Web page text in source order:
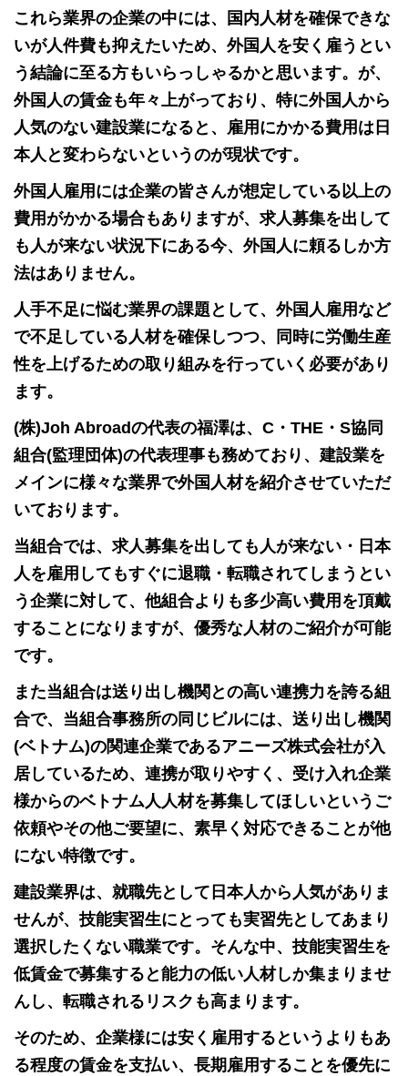
これら業界の企業の中には、国内人材を確保できな
いが人件費も抑えたいため、外国人を安く雇うとい
う結論に至る方もいらっしゃるかと思います。が、
外国人の賃金も年々上がっており、特に外国人から
人気のない建設業になると、雇用にかかる費用は日
本人と変わらないというのが現状です。
外国人雇用には企業の皆さんが想定している以上の
費用がかかる場合もありますが、求人募集を出して
も人が来ない状況下にある今、外国人に頼るしか方
法はありません。
人手不足に悩む業界の課題として、外国人雇用など
で不足している人材を確保しつつ、同時に労働生産
性を上げるための取り組みを行っていく必要があり
ます。
(株)Joh Abroadの代表の福澤は、C・THE・S協同
組合(監理団体)の代表理事も務めており、建設業を
メインに様々な業界で外国人材を紹介させていただ
いております。
当組合では、求人募集を出しても人が来ない・日本
人を雇用してもすぐに退職・転職されてしまうとい
う企業に対して、他組合よりも多少高い費用を頂戴
することになりますが、優秀な人材のご紹介が可能
です。
また当組合は送り出し機関との高い連携力を誇る組
合で、当組合事務所の同じビルには、送り出し機関
(ベトナム)の関連企業であるアニーズ株式会社が入
居しているため、連携が取りやすく、受け入れ企業
様からのベトナム人人材を募集してほしいというご
依頼やその他ご要望に、素早く対応できることが他
にない特徴です。
建設業界は、就職先として日本人から人気がありま
せんが、技能実習生にとっても実習先としてあまり
選択したくない職業です。 そんな中、技能実習生を
低賃金で募集すると能力の低い人材しか集まりませ
んし、転職されるリスクも高まります。
そのため、企業様には安く雇用するというよりもあ
る程度の賃金を支払い、長期雇用することを優先に